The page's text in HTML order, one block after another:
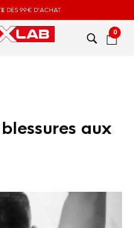
DÉS 99€ D'ACHAT
0
aux